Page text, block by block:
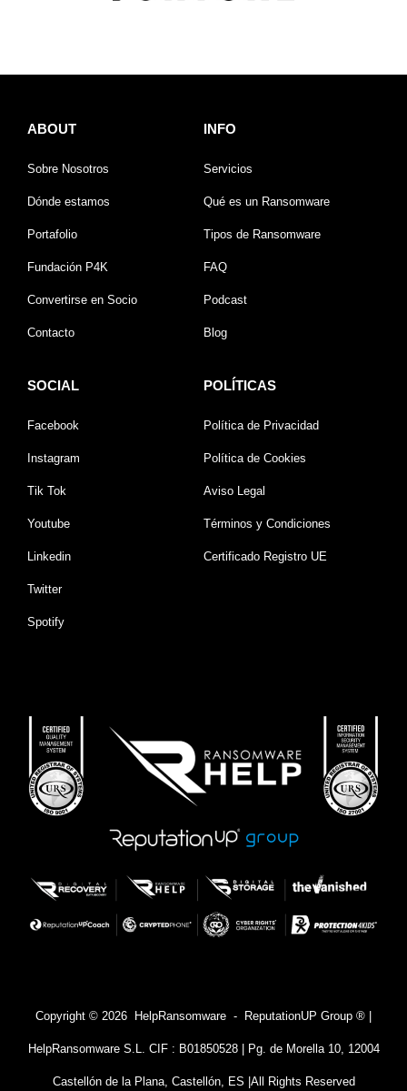
ABOUT
Sobre Nosotros
Dónde estamos
Portafolio
Fundación P4K
Convertirse en Socio
Contacto
INFO
Servicios
Qué es un Ransomware
Tipos de Ransomware
FAQ
Podcast
Blog
SOCIAL
Facebook
Instagram
Tik Tok
Youtube
Linkedin
Twitter
Spotify
POLÍTICAS
Política de Privacidad
Política de Cookies
Aviso Legal
Términos y Condiciones
Certificado Registro UE
Copyright © 2026 HelpRansomware - ReputationUP Group ® |
HelpRansomware S.L. CIF : B01850528 | Pg. de Morella 10, 12004
Castellón de la Plana, Castellón, ES | All Rights Reserved